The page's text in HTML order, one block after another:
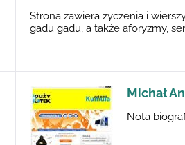
Strona zawiera życzenia i
gadu gadu, a także aforyzmy,
Michał
Nota